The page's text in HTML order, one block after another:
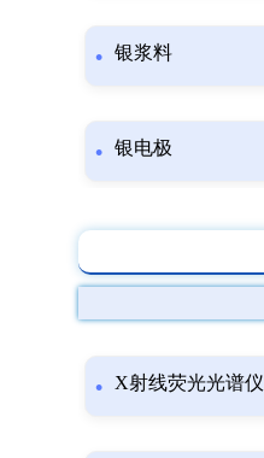
银浆料
银电极
X射线荧光光谱仪